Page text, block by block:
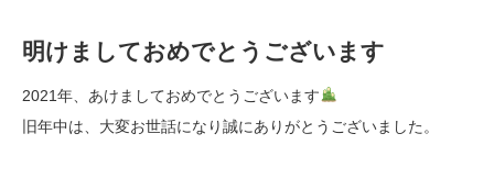
明けましておめでとうございます
2021年、あけましておめでとうございます
旧年中は、大変お世話になり誠にありがとうございました。